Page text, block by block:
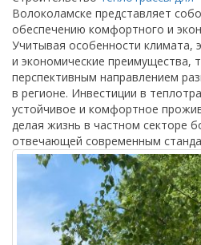
Волоколамске представляет
обеспечению комфортного и
Учитывая особенности климата,
и экономические преимущества,
перспективным направлением
в регионе. Инвестиции в
устойчивое и комфортное
делая жизнь в частном секторе
отвечающей современным